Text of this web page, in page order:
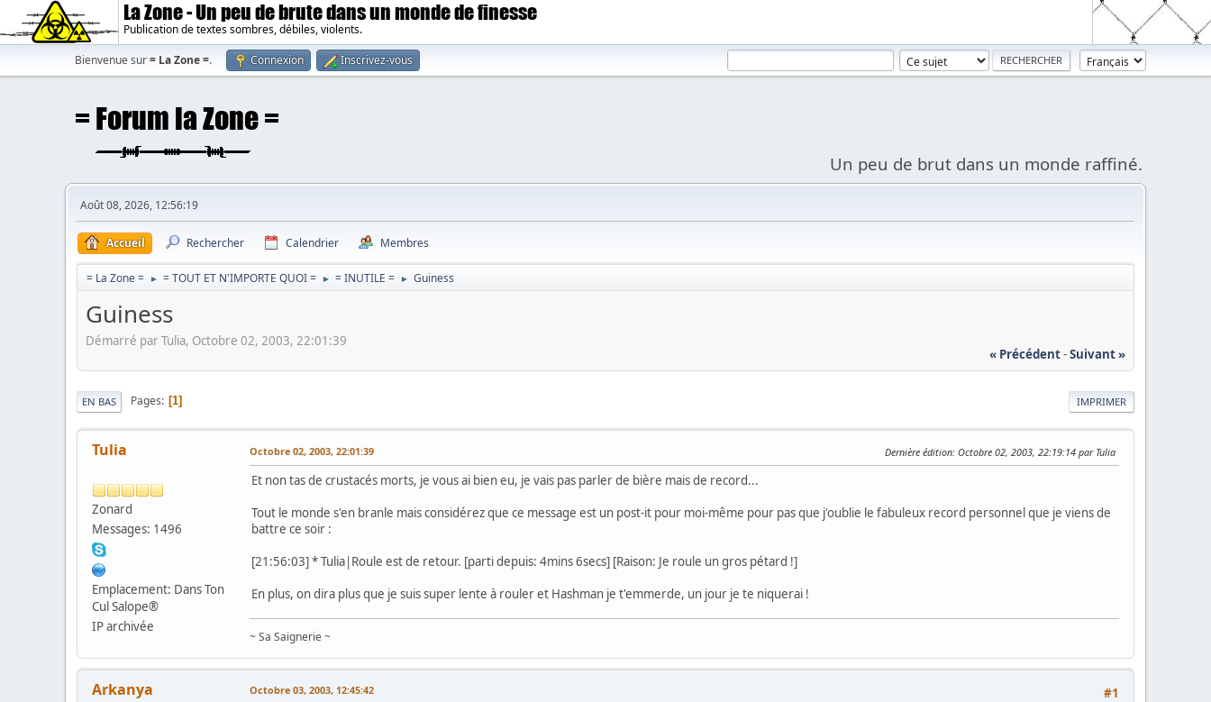
La Zone - Un peu de brute dans un monde de finesse
Publication de textes sombres, débiles, violents.
Bienvenue sur= La Zone =. Connexion Inscrivez-vous
Un peu de brut dans un monde raffiné.
Août 08, 2026, 12:56:19
Accueil Rechercher Calendrier Membres
= La Zone = ► = TOUT ET N'IMPORTE QUOI = ► = INUTILE = ► Guiness
Guiness
Démarré par Tulia, Octobre 02, 2003, 22:01:39
« Précédent-Suivant »
IMPRIMER
EN BAS Pages 1
Tulia
Zonard
Messages: 1496
Emplacement: Dans Ton
Cul Salope®
IP archivée
Octobre 02, 2003, 22:01:39 Dernière édition: Octobre 02, 2003, 22:19:14 par Tulia
Et non tas de crustacés morts, je vous ai bien eu, je vais pas parler de bière mais de record...
Tout le monde s'en branle mais considérez que ce message est un post-it pour moi-même pour pas que j'oublie le fabuleux record personnel que je viens de
battre ce soir :
[21:56:03] * Tulia|Roule est de retour. [parti depuis: 4mins 6secs] [Raison: Je roule un gros pétard !]
En plus, on dira plus que je suis super lente à rouler et Hashman je t'emmerde, un jour je te niquerai !
~ Sa Saignerie ~
Arkanya #1
Octobre 03, 2003, 12:45:42